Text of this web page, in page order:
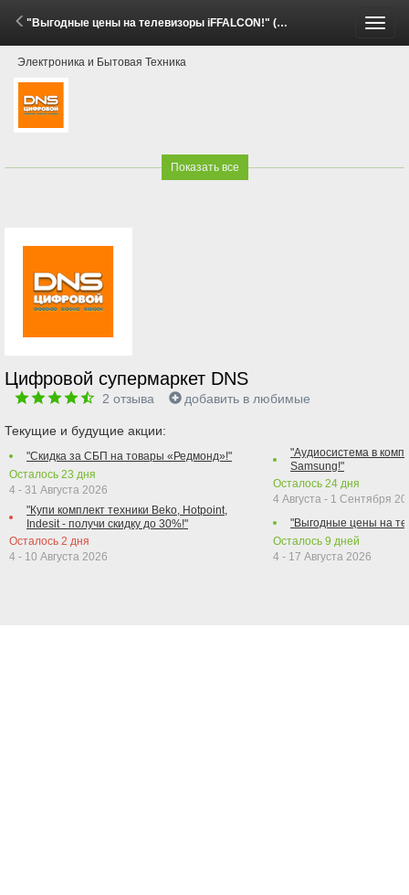
"Выгодные цены на телевизоры iFFALCON!" (2 Июня - 7 Июля 2026)
Электроника и Бытовая Техника
Показать все
Цифровой супермаркет DNS
2 отзыва добавить в любимые
Текущие и будущие акции:
"Скидка за СБП на товары «Редмонд»!"
Осталось 23 дня
4 - 31 Августа 2026
"Купи комплект техники Beko, Hotpoint,
Indesit - получи скидку до 30%!"
Осталось 2 дня
4 - 10 Августа 2026
"Аудиосистема в
Samsung!"
Осталось 24 дня
4 Августа - 1 Сентября
"Выгодные цены на
Осталось 9 дней
4 - 17 Августа 2026